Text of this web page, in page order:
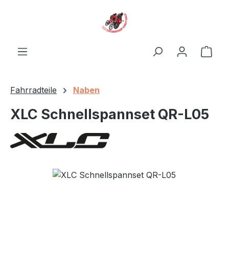
Fahrradteile Naben
XLC Schnellspannset QR-L05
Bildergalerie überspringen